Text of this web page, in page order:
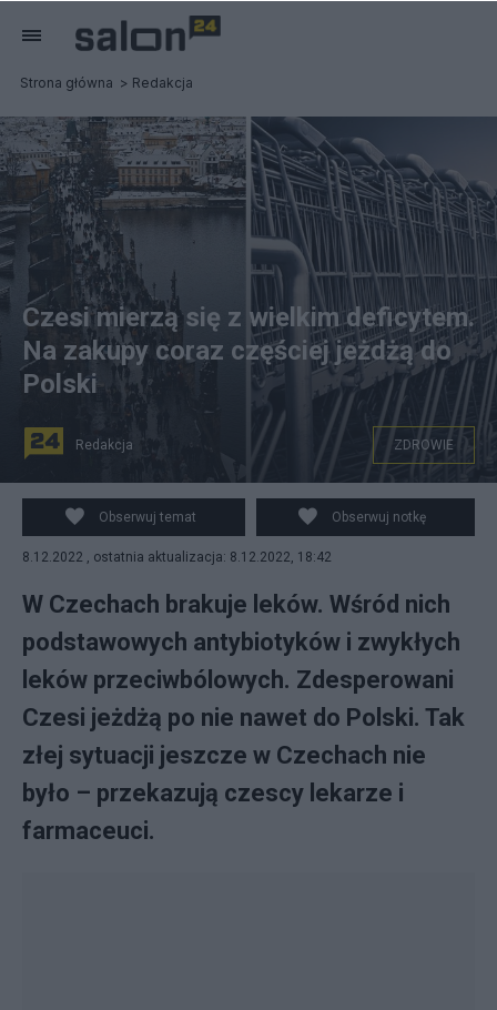
Strona główna Redakcja
Czesi ratują się zakupami w Polsce. Fot. Pixabay / Canva
Czesi mierzą się z wielkim deficytem.
Na zakupy coraz częściej jeżdżą do
Polski
Redakcja ZDROWIE
Obserwuj temat Obserwuj notkę
8.12.2022 , ostatnia aktualizacja: 8.12.2022, 18:42
W Czechach brakuje leków. Wśród nich
podstawowych antybiotyków i zwykłych
leków przeciwbólowych. Zdesperowani
Czesi jeżdżą po nie nawet do Polski. Tak
złej sytuacji jeszcze w Czechach nie
było – przekazują czescy lekarze i
farmaceuci.